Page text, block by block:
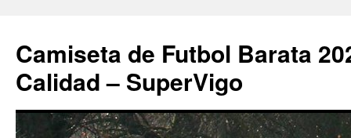
Camiseta de Futbol Barata
Calidad – SuperVigo